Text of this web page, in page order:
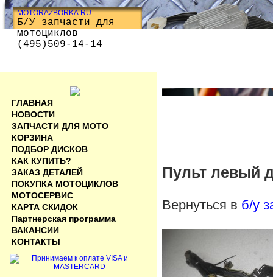
MOTORAZBORKA.RU
Б/У запчасти для
мотоциклов
(495)509-14-14
Пульт левый
Вернуться в б/у
ГЛАВНАЯ
НОВОСТИ
ЗАПЧАСТИ ДЛЯ МОТО
КОРЗИНА
ПОДБОР ДИСКОВ
КАК КУПИТЬ?
ЗАКАЗ ДЕТАЛЕЙ
ПОКУПКА МОТОЦИКЛОВ
МОТОСЕРВИС
КАРТА СКИДОК
Партнерская программа
ВАКАНСИИ
КОНТАКТЫ